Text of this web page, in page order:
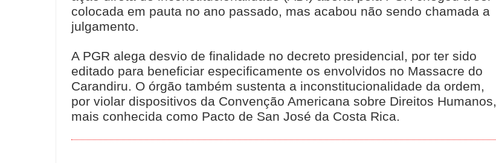
colocada em pauta no ano passado, mas acabou não sendo chamada a
julgamento.
A PGR alega desvio de finalidade no decreto presidencial, por ter sido
editado para beneficiar especificamente os envolvidos no Massacre do
Carandiru. O órgão também sustenta a inconstitucionalidade da ordem,
por violar dispositivos da Convenção Americana sobre Direitos Humanos,
mais conhecida como Pacto de San José da Costa Rica.